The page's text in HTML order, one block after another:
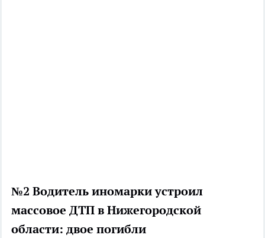
№2 Водитель иномарки устроил
массовое ДТП в Нижегородской
области: двое погибли